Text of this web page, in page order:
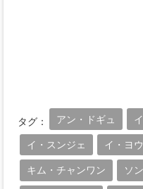
タグ： アン・ドギュ
イ・スンジェ イ・ヨ
キム・チャンワン ソ